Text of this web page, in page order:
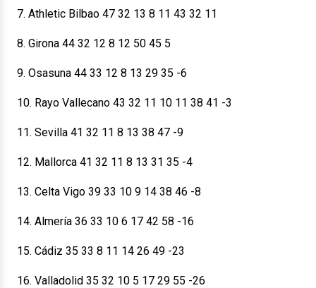
7. Athletic Bilbao 47 32 13 8 11 43 32 11
8. Girona 44 32 12 8 12 50 45 5
9. Osasuna 44 33 12 8 13 29 35 -6
10. Rayo Vallecano 43 32 11 10 11 38 41 -3
11. Sevilla 41 32 11 8 13 38 47 -9
12. Mallorca 41 32 11 8 13 31 35 -4
13. Celta Vigo 39 33 10 9 14 38 46 -8
14. Almería 36 33 10 6 17 42 58 -16
15. Cádiz 35 33 8 11 14 26 49 -23
16. Valladolid 35 32 10 5 17 29 55 -26